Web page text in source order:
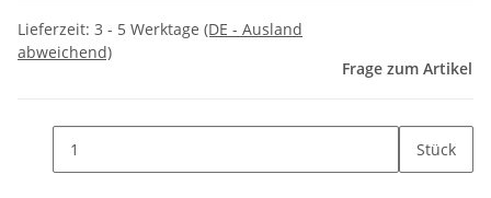
Lieferzeit: 3 - 5 Werktage (DE - Ausland
abweichend)
Frage zum Artikel
Stück